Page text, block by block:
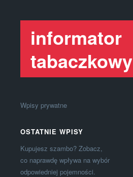
informator
tabaczkowy
Wpisy prywatne
OSTATNIE WPISY
Kupujesz szambo? Zobacz,
co naprawdę wpływa na wybór
odpowiedniej pojemności.